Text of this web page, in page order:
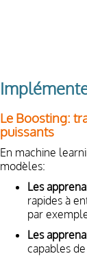
Le Boosting:
puissants
En machine
modèles:
Les
rapides à
par
Les
capables